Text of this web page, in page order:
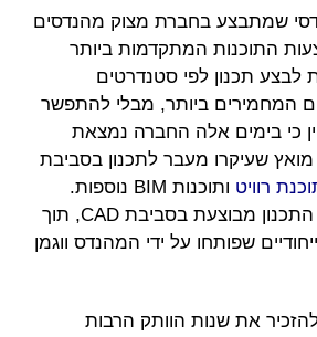
שמתבצע בחברת מצוק מהנדסים
התוכנות המתקדמות ביותר
תכנון לפי סטנדרטים
המחמירים ביותר, מבלי להתפשר
כי בימים אלה החברה נמצאת
שעיקרו מעבר לתכנון בסביבת
רוויט
ותוכנות BIM נוספות.
בנוסף לכך, עבודת התכנון מבוצעת בסביבת CAD, תוך
שפותחו על ידי המהנדס ווגמן
את שנות הוותק הרבות